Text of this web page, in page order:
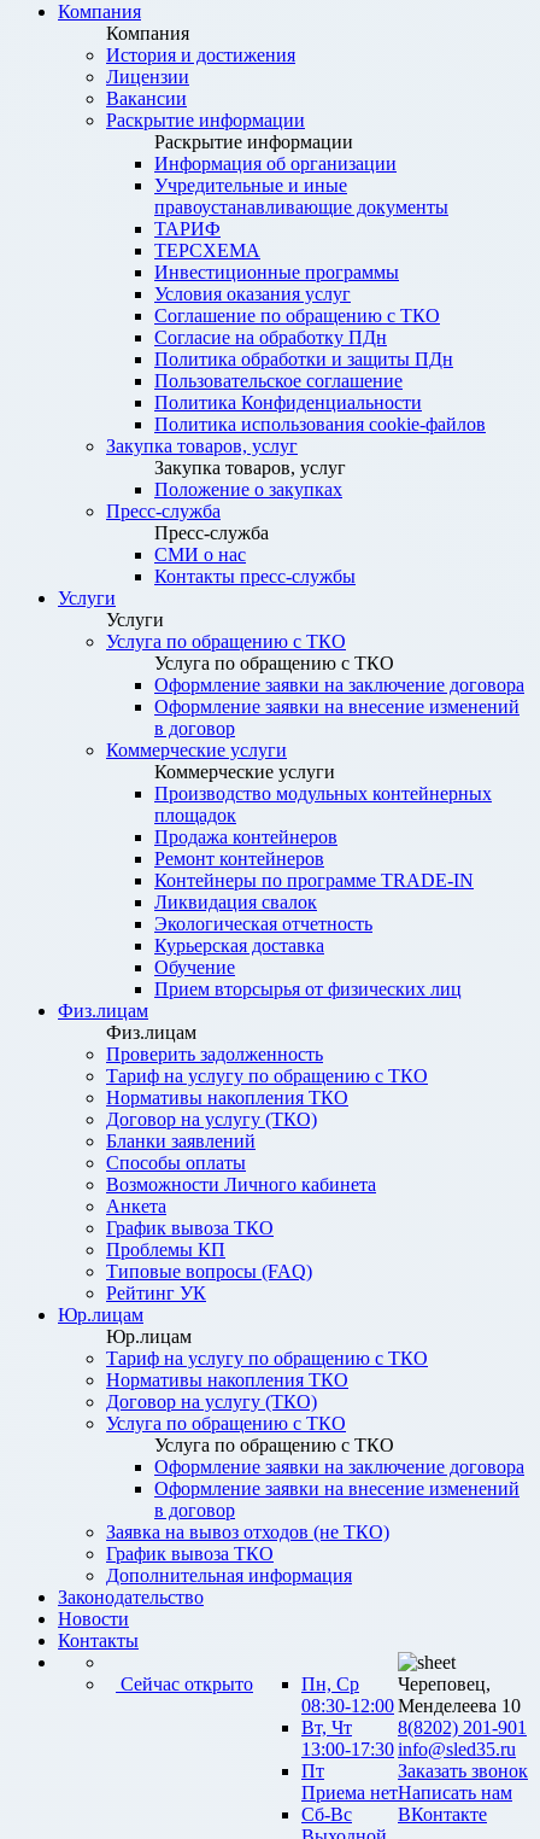
Компания
Компания
История и достижения
Лицензии
Вакансии
Раскрытие информации
Раскрытие информации
Информация об организации
Учредительные и иные
правоустанавливающие документы
ТАРИФ
ТЕРСХЕМА
Инвестиционные программы
Условия оказания услуг
Соглашение по обращению с ТКО
Согласие на обработку ПДн
Политика обработки и защиты ПДн
Пользовательское соглашение
Политика Конфиденциальности
Политика использования cookie-файлов
Закупка товаров, услуг
Закупка товаров, услуг
Положение о закупках
Пресс-служба
Пресс-служба
СМИ о нас
Контакты пресс-службы
Услуги
Услуги
Услуга по обращению с ТКО
Услуга по обращению с ТКО
Оформление заявки на заключение договора
Оформление заявки на внесение изменений
в договор
Коммерческие услуги
Коммерческие услуги
Производство модульных контейнерных
площадок
Продажа контейнеров
Ремонт контейнеров
Контейнеры по программе TRADE-IN
Ликвидация свалок
Экологическая отчетность
Курьерская доставка
Обучение
Прием вторсырья от физических лиц
Физ.лицам
Физ.лицам
Проверить задолженность
Тариф на услугу по обращению с ТКО
Нормативы накопления ТКО
Договор на услугу (ТКО)
Бланки заявлений
Способы оплаты
Возможности Личного кабинета
Анкета
График вывоза ТКО
Проблемы КП
Типовые вопросы (FAQ)
Рейтинг УК
Юр.лицам
Юр.лицам
Тариф на услугу по обращению с ТКО
Нормативы накопления ТКО
Договор на услугу (ТКО)
Услуга по обращению с ТКО
Услуга по обращению с ТКО
Оформление заявки на заключение договора
Оформление заявки на внесение изменений
в договор
Заявка на вывоз отходов (не ТКО)
График вывоза ТКО
Дополнительная информация
Законодательство
Новости
Контакты
Сейчас открыто
Пн, Ср
08:30-12:00
Вт, Чт
13:00-17:30
Пт
Приема нет
Сб-Вс
Череповец,
Менделеева 10
8(8202) 201-901
info@sled35.ru
Заказать звонок
Написать нам
ВКонтакте